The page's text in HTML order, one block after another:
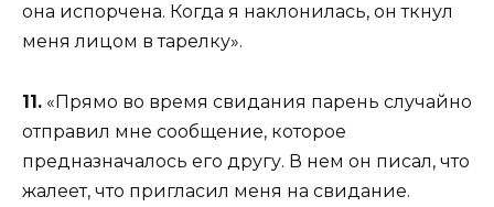
она испорчена. Когда я наклонилась, он ткнул
меня лицом в тарелку».
11. «Прямо во время свидания парень случайно
отправил мне сообщение, которое
предназначалось его другу. В нем он писал, что
жалеет, что пригласил меня на свидание.